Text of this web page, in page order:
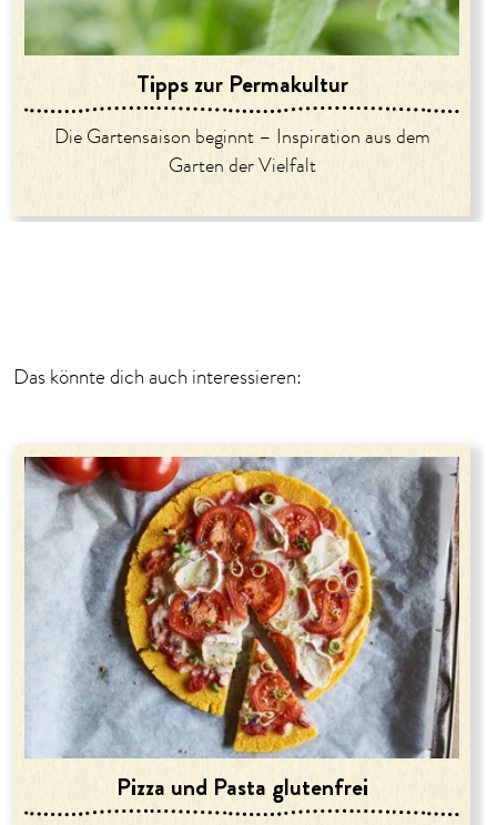
Tipps zur Permakultur
Die Gartensaison beginnt – Inspiration aus dem
Garten der Vielfalt
Das könnte dich auch interessieren:
Pizza und Pasta glutenfrei